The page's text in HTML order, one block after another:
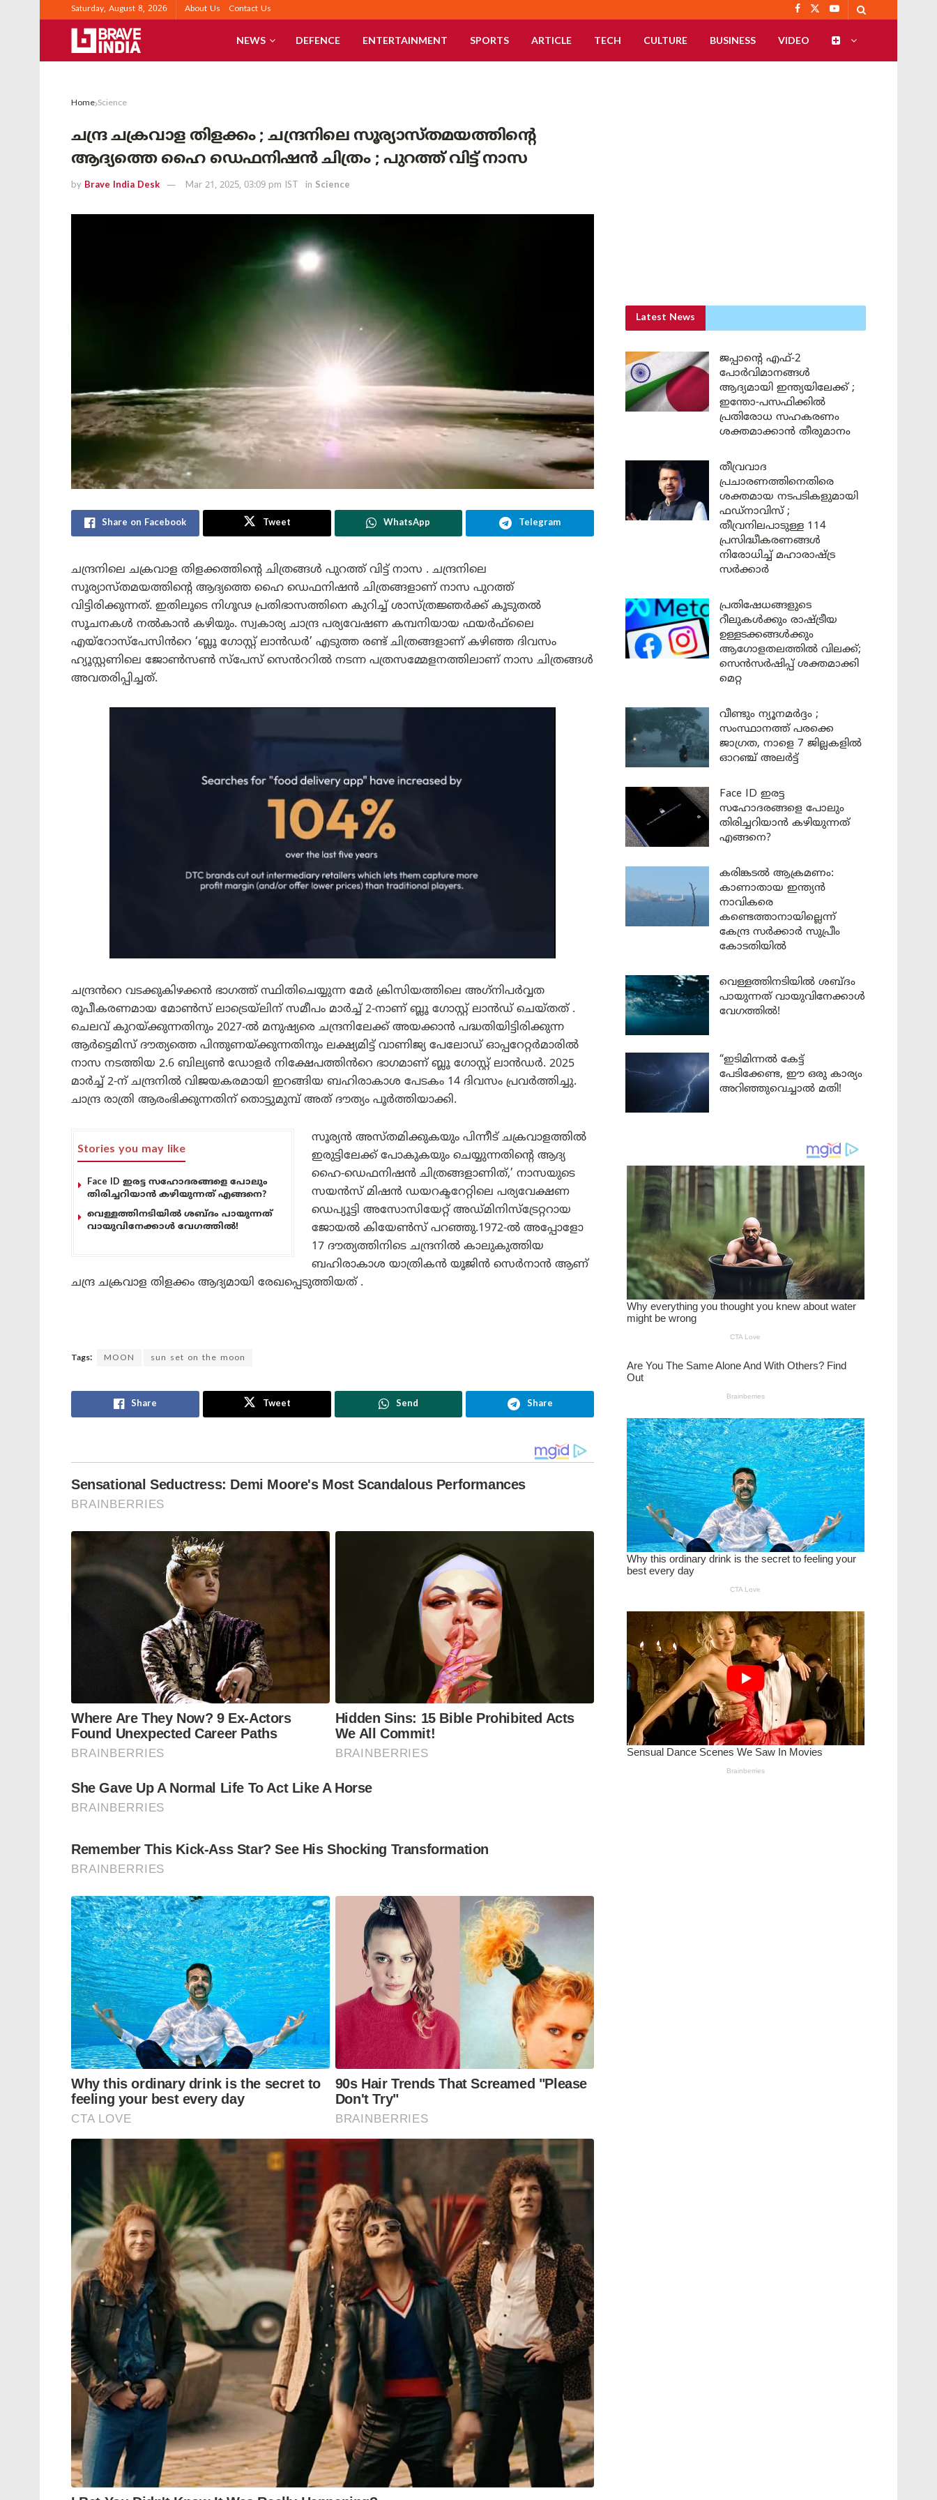
Saturday, August 8, 2026 About Us Contact Us
NEWS DEFENCE ENTERTAINMENT SPORTS ARTICLE TECH CULTURE BUSINESS VIDEO
Home Science
ചന്ദ്ര ചക്രവാള തിളക്കം ; ചന്ദ്രനിലെ സൂര്യാസ്തമയത്തിന്റെ
ആദ്യത്തെ ഹൈ ഡെഫനിഷൻ ചിത്രം ; പുറത്ത് വിട്ട് നാസ
by Brave India Desk Mar 21, 2025, 03:09 pm IST in Science
Share on Facebook Tweet WhatsApp Telegram
ചന്ദ്രനിലെ ചക്രവാള തിളക്കത്തിന്റെ ചിത്രങ്ങൾ പുറത്ത് വിട്ട് നാസ . ചന്ദ്രനിലെ
സൂര്യാസ്തമയത്തിന്റെ ആദ്യത്തെ ഹൈ ഡെഫനിഷൻ ചിത്രങ്ങളാണ് നാസ പുറത്ത്
വിട്ടിരിക്കുന്നത്. ഇതിലൂടെ നിഗൂഢ പ്രതിഭാസത്തിനെ കുറിച്ച് ശാസ്ത്രജ്ഞർക്ക് കൂടുതൽ
സൂചനകൾ നൽകാൻ കഴിയും. സ്വകാര്യ ചാന്ദ്ര പര്യവേഷണ കമ്പനിയായ ഫയർഫ്‌ലൈ
എയ്റോസ്പേസിൻറെ ‘ബ്ലൂ ഗോസ്റ്റ് ലാൻഡർ’ എടുത്ത രണ്ട് ചിത്രങ്ങളാണ് കഴിഞ്ഞ ദിവസം
ഹ്യൂസ്റ്റണിലെ ജോൺസൺ സ്പേസ് സെൻററിൽ നടന്ന പത്രസമ്മേളനത്തിലാണ് നാസ ചിത്രങ്ങൾ
അവതരിപ്പിച്ചത്.
ചന്ദ്രൻറെ വടക്കുകിഴക്കൻ ഭാഗത്ത് സ്ഥിതിചെയ്യുന്ന മേർ ക്രിസിയത്തിലെ അഗ്‌നിപർവ്വത
രൂപീകരണമായ മോൺസ് ലാട്രെയ്ലിന് സമീപം മാർച്ച് 2-നാണ് ബ്ലൂ ഗോസ്റ്റ് ലാൻഡ് ചെയ്തത് .
ചെലവ് കുറയ്ക്കുന്നതിനും 2027-ൽ മനുഷ്യരെ ചന്ദ്രനിലേക്ക് അയക്കാൻ പദ്ധതിയിട്ടിരിക്കുന്ന
ആർട്ടെമിസ് ദൗത്യത്തെ പിന്തുണയ്ക്കുന്നതിനും ലക്ഷ്യമിട്ട് വാണിജ്യ പേലോഡ് ഓപ്പറേറ്റർമാരിൽ
നാസ നടത്തിയ 2.6 ബില്യൺ ഡോളർ നിക്ഷേപത്തിൻറെ ഭാഗമാണ് ബ്ലൂ ഗോസ്റ്റ് ലാൻഡർ. 2025
മാർച്ച് 2-ന് ചന്ദ്രനിൽ വിജയകരമായി ഇറങ്ങിയ ബഹിരാകാശ പേടകം 14 ദിവസം പ്രവർത്തിച്ചു.
ചാന്ദ്ര രാത്രി ആരംഭിക്കുന്നതിന് തൊട്ടുമുമ്പ് അത് ദൗത്യം പൂർത്തിയാക്കി.
Stories you may like
Face ID ഇരട്ട സഹോദരങ്ങളെ പോലും
തിരിച്ചറിയാൻ കഴിയുന്നത് എങ്ങനെ?
വെള്ളത്തിനടിയിൽ ശബ്ദം പായുന്നത്
വായുവിനേക്കാൾ വേഗത്തിൽ!
സൂര്യൻ അസ്തമിക്കുകയും പിന്നീട് ചക്രവാളത്തിൽ
ഇരുട്ടിലേക്ക് പോകുകയും ചെയ്യുന്നതിന്റെ ആദ്യ
ഹൈ-ഡെഫനിഷൻ ചിത്രങ്ങളാണിത്,’ നാസയുടെ
സയൻസ് മിഷൻ ഡയറക്ടറേറ്റിലെ പര്യവേക്ഷണ
ഡെപ്യൂട്ടി അസോസിയേറ്റ് അഡ്മിനിസ്‌ട്രേറ്ററായ
ജോയൽ കിയേൺസ് പറഞ്ഞു.1972-ൽ അപ്പോളോ
17 ദൗത്യത്തിനിടെ ചന്ദ്രനിൽ കാലുകുത്തിയ
ബഹിരാകാശ യാത്രികൻ യൂജിൻ സെർനാൻ ആണ്
ചന്ദ്ര ചക്രവാള തിളക്കം ആദ്യമായി രേഖപ്പെടുത്തിയത് .
Tags: MOON sun set on the moon
Share Tweet Send Share
Latest News
ജപ്പാന്റെ എഫ്-2
പോർവിമാനങ്ങൾ
ആദ്യമായി ഇന്ത്യയിലേക്ക് ;
ഇന്തോ-പസഫിക്കിൽ
പ്രതിരോധ സഹകരണം
ശക്തമാക്കാൻ തീരുമാനം
തീവ്രവാദ
പ്രചാരണത്തിനെതിരെ
ശക്തമായ നടപടികളുമായി
ഫഡ്നാവിസ് ;
തീവ്രനിലപാടുള്ള 114
പ്രസിദ്ധീകരണങ്ങൾ
നിരോധിച്ച് മഹാരാഷ്ട്ര
സർക്കാർ
പ്രതിഷേധങ്ങളുടെ
റീലുകൾക്കും രാഷ്ട്രീയ
ഉള്ളടക്കങ്ങൾക്കും
ആഗോളതലത്തിൽ വിലക്ക്;
സെൻസർഷിപ്പ് ശക്തമാക്കി
മെറ്റ
വീണ്ടും ന്യൂനമർദ്ദം ;
സംസ്ഥാനത്ത് പരക്കെ
ജാഗ്രത, നാളെ 7 ജില്ലകളിൽ
ഓറഞ്ച് അലർട്ട്
Face ID ഇരട്ട
സഹോദരങ്ങളെ പോലും
തിരിച്ചറിയാൻ കഴിയുന്നത്
എങ്ങനെ?
കരിങ്കടൽ ആക്രമണം:
കാണാതായ ഇന്ത്യൻ
നാവികരെ
കണ്ടെത്താനായില്ലെന്ന്
കേന്ദ്ര സർക്കാർ സുപ്രീം
കോടതിയിൽ
വെള്ളത്തിനടിയിൽ ശബ്ദം
പായുന്നത് വായുവിനേക്കാൾ
വേഗത്തിൽ!
“ഇടിമിന്നൽ കേട്ട്
പേടിക്കേണ്ട, ഈ ഒരു കാര്യം
അറിഞ്ഞുവെച്ചാൽ മതി!